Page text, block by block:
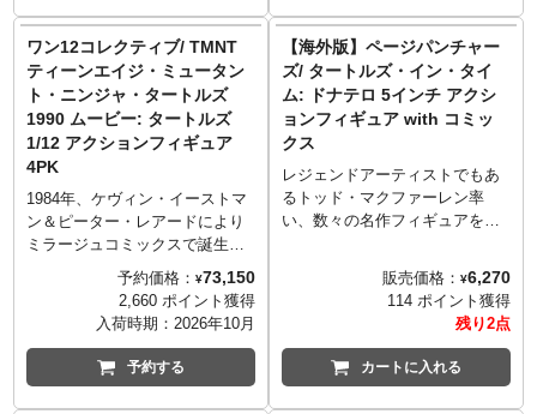
ンが楽しめます。
な肉体はもちろん、ベンダブル
仕様の尻尾やブラスターでその
姿を再現！ボックスにはピータ
ー・レアードとケヴィン・イー
ストマンによるオリジナルアー
トが使用されたファンには嬉し
い仕様！
マスク版、さらにコミック感の
ある3種類が付属。ONE:12シリ
ーズの特徴の一つでもあるファ
ブリック製のコスチュームはリ
アリティを漂わせます。豊富な
ハンドパーツや武器パーツも付
属し、タートルズを倒し再びフ
ット団の覇権を取り戻す首領の
姿を見事に再現。
ワン12コレクティブ/ TMNT
ティーンエイジ・ミュータン
ト・ニンジャ・タートルズ
1990 ムービー: タートルズ
1/12 アクションフィギュア
4PK
1984年、ケヴィン・イーストマ
ン＆ピーター・レアードにより
ミラージュコミックスで誕生し
た『ティーンエイジ・ミュータ
ント・ニンジャ・タートル
ズ』。コミック、アニメに続
き、1990年代には実写映画が公
開となりました。その第一弾と
して1990年に公開となった映画
予約価格： ¥73,150
2,660 ポイント獲得
入荷時期： 2026年10月
予約する
【海外版】ページパンチャー
ズ/ タートルズ・イン・タイ
ム: ドナテロ 5インチ アクシ
ョンフィギュア with コミッ
クス
レジェンドアーティストでもあ
るトッド・マクファーレン率
い、数々の名作フィギュアを生
けているタートルズのアイテム
を「ページパンチャーズ」シリ
ーズとしてリリース。こちら
は、IDW版のコミックス『ター
トルズ・イン・タイム』で別の
販売価格： ¥6,270
114 ポイント獲得
残り2点
カートに入れる